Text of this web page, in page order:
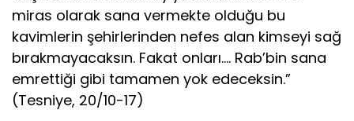
miras olarak sana vermekte olduğu bu
kavimlerin şehirlerinden nefes alan kimseyi sağ
bırakmayacaksın. Fakat onları…. Rab’bin sana
emrettiği gibi tamamen yok edeceksin.”
(Tesniye, 20/10-17)